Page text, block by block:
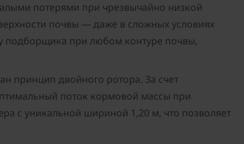
потерями при чрезвычайно низкой
почвы — даже в сложных условиях
подборщика при любом контуре почвы,
принцип двойного ротора. За счет
поток кормовой массы при
с уникальной шириной 1,20 м, что позволяет